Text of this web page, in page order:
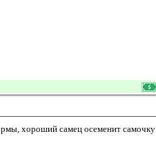
хороший самец осеменит самочку